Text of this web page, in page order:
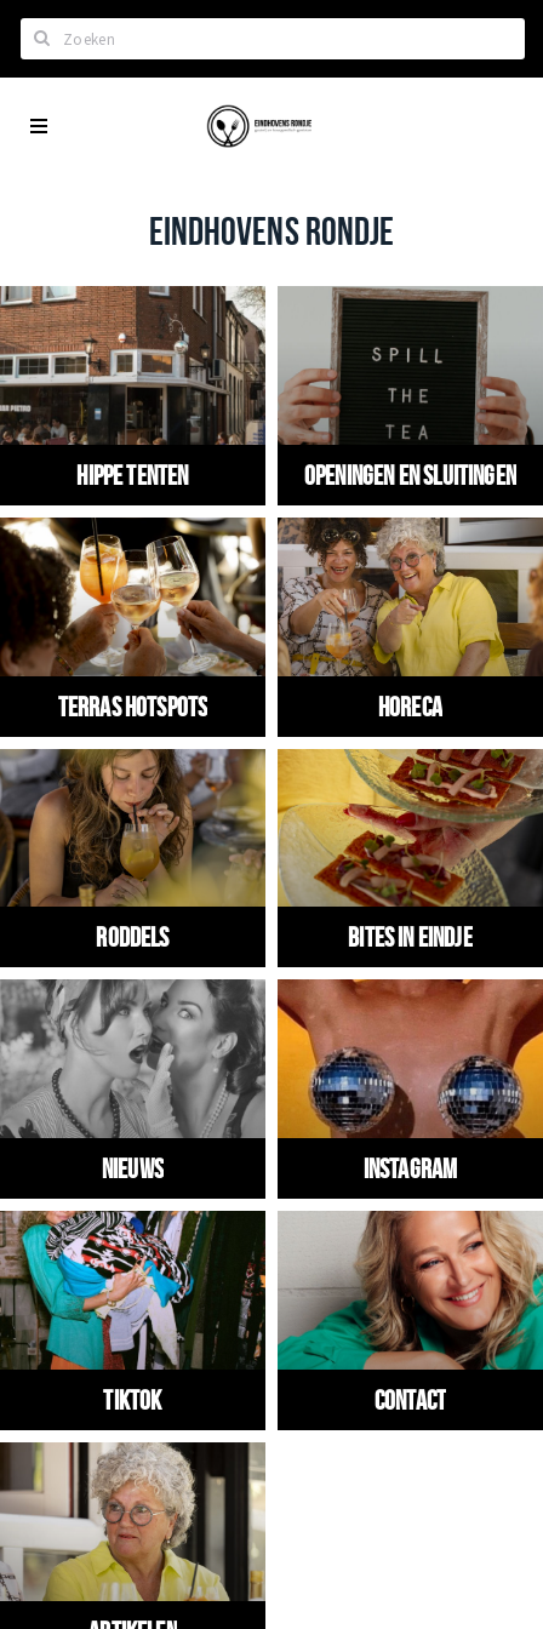
Home
Het laatste nieuws in Eindhoven
Roddels...
Restaurants en meer
Agenda
Hotels
Te koop en te huur
Winkels
Werken
Aanbiedingen
Ook reclame maken?
Over Eindhovens Rondje
Inloggen
City
EINDHOVENS RONDJE
Hippe tenten Openingen en Sluitingen
Terras hotspots HORECA
RODDELS Bites in Eindje
Nieuws Instagram
Tiktok Contact